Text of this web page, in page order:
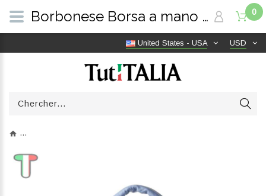
USD
United States - USA
0
Borbonese Borsa a mano Medium Reverse Topazio 924667F29Z63 | TutITALIA